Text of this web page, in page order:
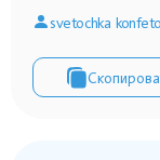
svetochka